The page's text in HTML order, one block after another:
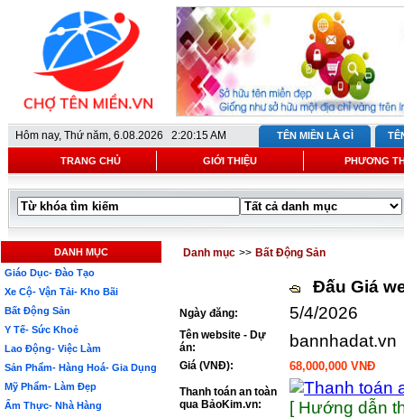
Hôm nay, Thứ năm, 6.08.2026 2:20:15 AM TÊN MIỀN LÀ GÌ
TRANG CHỦ GIỚI THIỆU PHƯƠNG
DANH MỤC
Giáo Dục- Đào Tạo
Xe Cộ- Vận Tải- Kho Bãi
Bất Động Sản
Y Tế- Sức Khoẻ
Lao Động- Việc Làm
Sản Phẩm- Hàng Hoá- Gia Dụng
Mỹ Phẩm- Làm Đẹp
Ẩm Thực- Nhà Hàng
Danh mục >> Bất Động Sản
Đấu Giá
Ngày đăng: 5/4/2026
Tên website - Dự
án:
bannhadat.vn
Giá (VNĐ): 68,000,000 VNĐ
Thanh toán an toàn
qua BảoKim.vn:
[ Hướng dẫn